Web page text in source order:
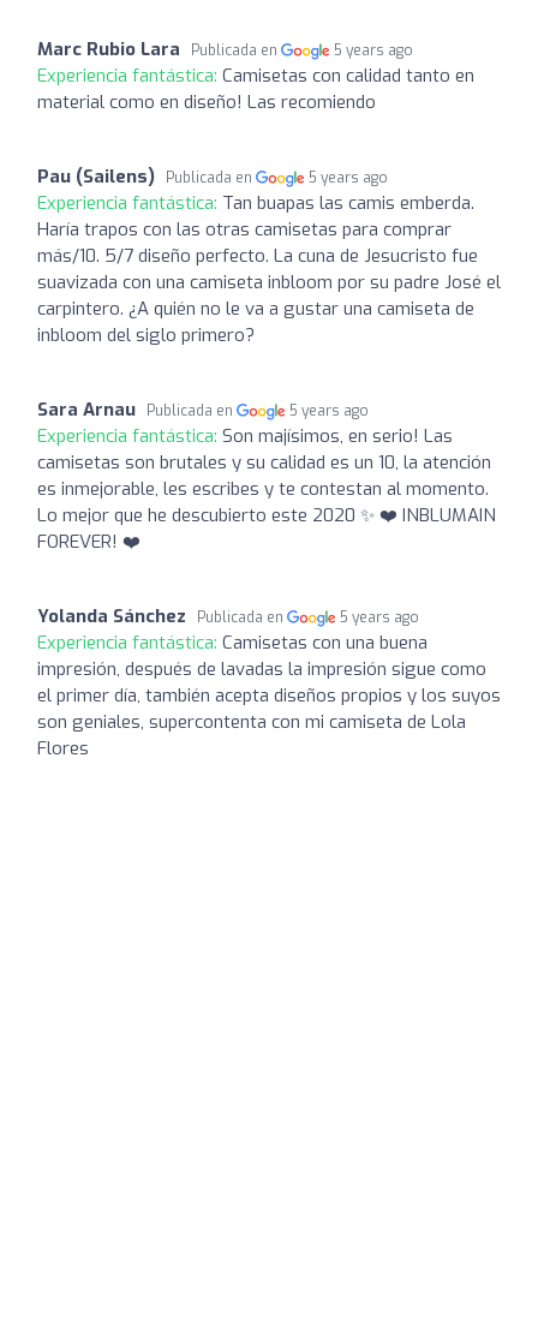
Marc Rubio Lara Publicada en 5 years ago
Experiencia fantástica: Camisetas con calidad tanto en
material como en diseño! Las recomiendo
Pau (Sailens) Publicada en 5 years ago
Experiencia fantástica: Tan buapas las camis emberda.
Haría trapos con las otras camisetas para comprar
más/10. 5/7 diseño perfecto. La cuna de Jesucristo fue
suavizada con una camiseta inbloom por su padre José el
carpintero. ¿A quién no le va a gustar una camiseta de
inbloom del siglo primero?
Sara Arnau Publicada en 5 years ago
Experiencia fantástica: Son majísimos, en serio! Las
camisetas son brutales y su calidad es un 10, la atención
es inmejorable, les escribes y te contestan al momento.
Lo mejor que he descubierto este 2020 ✨ ❤️ INBLUMAIN
FOREVER! ❤️
Yolanda Sánchez Publicada en 5 years ago
Experiencia fantástica: Camisetas con una buena
impresión, después de lavadas la impresión sigue como
el primer día, también acepta diseños propios y los suyos
son geniales, supercontenta con mi camiseta de Lola
Flores